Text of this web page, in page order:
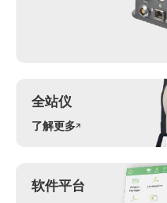
全站仪
了解更多
软件平台